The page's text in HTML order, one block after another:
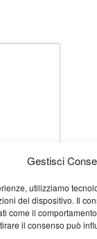
Gestisci
utilizziamo
del dispositivo. Il
come il
il consenso può